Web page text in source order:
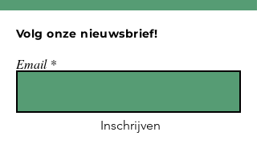
Volg onze nieuwsbrief!
Email
Inschrijven